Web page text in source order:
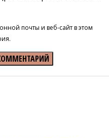
почты и веб-сайт в этом